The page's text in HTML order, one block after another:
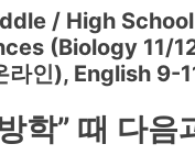
/ High
(Biology 11/
라인), English 9-
학” 때 다